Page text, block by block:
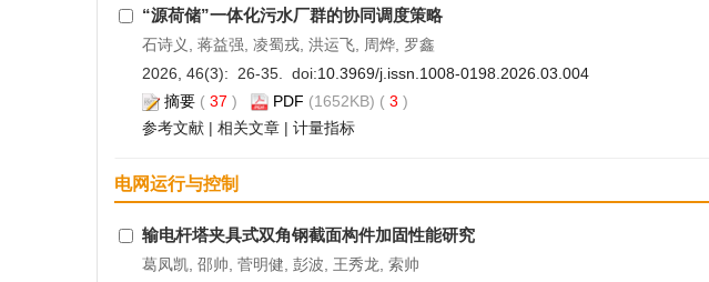
“源荷储”一体化污水厂群的协同调度策略
石诗义, 蒋益强, 凌蜀戎, 洪运飞, 周烨, 罗鑫
2026, 46(3): 26-35. doi:10.3969/j.issn.1008-0198.2026.03.004
摘要( 37 ) PDF (1652KB) ( 3 )
参考文献| 相关文章| 计量指标
电网运行与控制
输电杆塔夹具式双角钢截面构件加固性能研究
葛凤凯, 邵帅, 菅明健, 彭波, 王秀龙, 索帅